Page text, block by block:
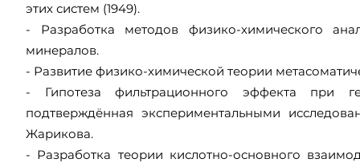
этих систем (1949).
- Разработка методов физико-химического
минералов.
- Развитие физико-химической теории
- Гипотеза фильтрационного эффекта при
подтверждённая экспериментальными
Жарикова.
- Разработка теории кислотно-основного